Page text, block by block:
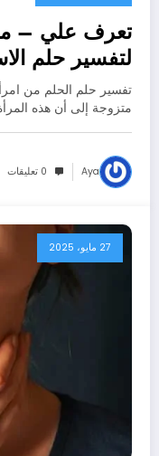
تعرف علي –
لتفسير حلم
بالتفصيل
تفسير حلم الحلم من
متزوجة إلى أن هذه
Aya 0 تعليقات
27 مايو، 2025